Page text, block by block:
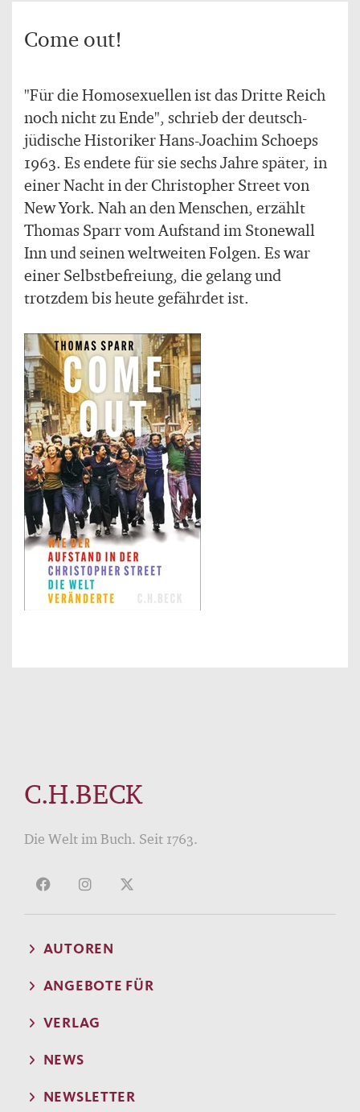
Come out!
"Für die Homosexuellen ist das Dritte Reich
noch nicht zu Ende", schrieb der deutsch-
jüdische Historiker Hans-Joachim Schoeps
1963. Es endete für sie sechs Jahre später, in
einer Nacht in der Christopher Street von
New York. Nah an den Menschen, erzählt
Thomas Sparr vom Aufstand im Stonewall
Inn und seinen weltweiten Folgen. Es war
einer Selbstbefreiung, die gelang und
trotzdem bis heute gefährdet ist.
C.H.BECK
Die Welt im Buch. Seit 1763.
AUTOREN
ANGEBOTE FÜR
VERLAG
NEWS
NEWSLETTER